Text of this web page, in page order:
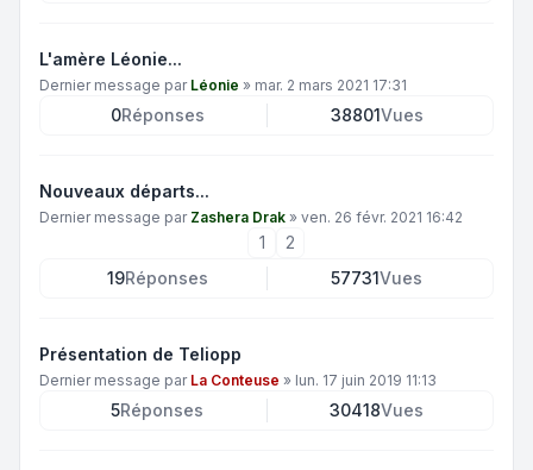
L'amère Léonie...
Dernier message par Léonie » mar. 2 mars 2021 17:31
0Réponses 38801Vues
Nouveaux départs...
Dernier message par Zashera Drak » ven. 26 févr. 2021 16:42
1
2
19Réponses 57731Vues
Présentation de Teliopp
Dernier message par La Conteuse » lun. 17 juin 2019 11:13
5Réponses 30418Vues